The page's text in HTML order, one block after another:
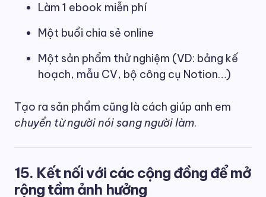
Làm 1 ebook miễn phí
Một buổi chia sẻ online
Một sản phẩm thử nghiệm (VD: bảng kế
hoạch, mẫu CV, bộ công cụ Notion…)
Tạo ra sản phẩm cũng là cách giúp anh em
chuyển từ người nói sang người làm.
15. Kết nối với các cộng đồng để mở
rộng tầm ảnh hưởng